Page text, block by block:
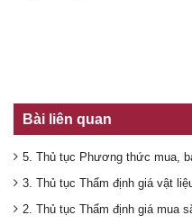
Bài liên quan
5. Thủ tục Phương thức mua,
2. Thủ tục Thẩm định giá mua